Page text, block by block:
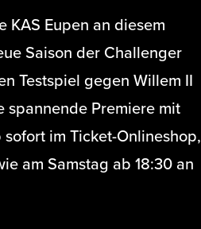
KAS Eupen an diesem
Saison der Challenger
Testspiel gegen Willem II
spannende Premiere mit
im Ticket-Onlineshop,
am Samstag ab 18:30 an